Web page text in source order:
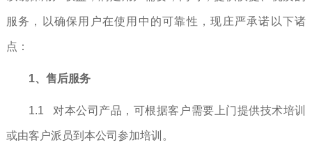
服务，以确保用户在使用中的可靠性，现庄严承诺以下诸
点：
1、售后服务
1.1 对本公司产品，可根据客户需要上门提供技术培训
或由客户派员到本公司参加培训。